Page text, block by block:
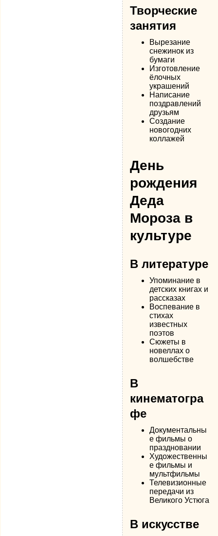
Творческие
занятия
Вырезание
снежинок из
бумаги
Изготовление
ёлочных
украшений
Написание
поздравлений
друзьям
Создание
новогодних
коллажей
День
рождения
Деда
Мороза в
культуре
В литературе
Упоминание в
детских книгах и
рассказах
Воспевание в
стихах
известных
поэтов
Сюжеты в
новеллах о
волшебстве
В
кинематогра
фе
Документальны
е фильмы о
праздновании
Художественны
е фильмы и
мультфильмы
Телевизионные
передачи из
Великого Устюга
В искусстве